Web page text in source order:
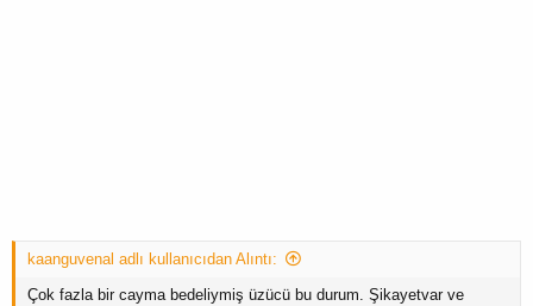
kaanguvenal adlı kullanıcıdan Alıntı:
Çok fazla bir cayma bedeliymiş üzücü bu durum. Şikayetvar ve